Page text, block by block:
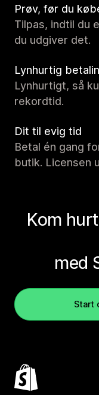
Prøv, før du
Tilpas, indtil du
du udgiver det.
Lynhurtig
Lynhurtigt, så
rekordtid.
Dit til evig tid
Betal én gang
butik. Licensen
Kom
med
Start